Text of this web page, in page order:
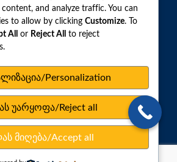
ყველა ანალიზი
აქციები და პროფილები
ცენტრები
პოლიტიკა
ვებსაიტის რუკა
მონაცემთა დაცვა
and analyze traffic. You can
to allow by clicking Customize. To
All or Reject All
to reject
Personalization
უარყოფა/Reject all
მიღება/Accept all